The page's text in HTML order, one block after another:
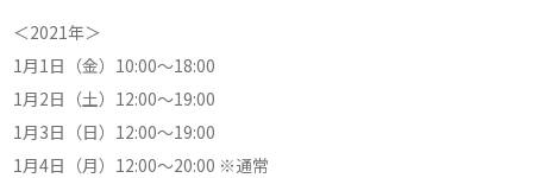
＜2021年＞
1月1日（金）10:00～18:00
1月2日（土）12:00～19:00
1月3日（日）12:00～19:00
1月4日（月）12:00～20:00 ※通常